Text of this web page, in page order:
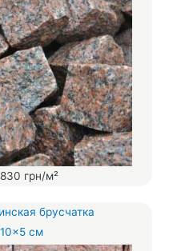
грн/м²
брусчатка
см